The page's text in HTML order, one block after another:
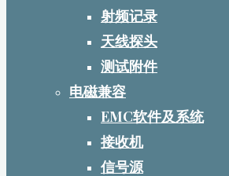
射频记录
天线探头
测试附件
电磁兼容
EMC软件及系统
接收机
信号源